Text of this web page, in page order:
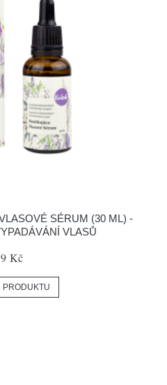
SÉRUM (30 ML) -
VLASŮ
Kč
PRODUKTU